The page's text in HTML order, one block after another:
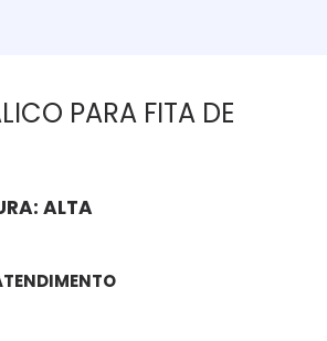
PARA FITA DE
ALTA